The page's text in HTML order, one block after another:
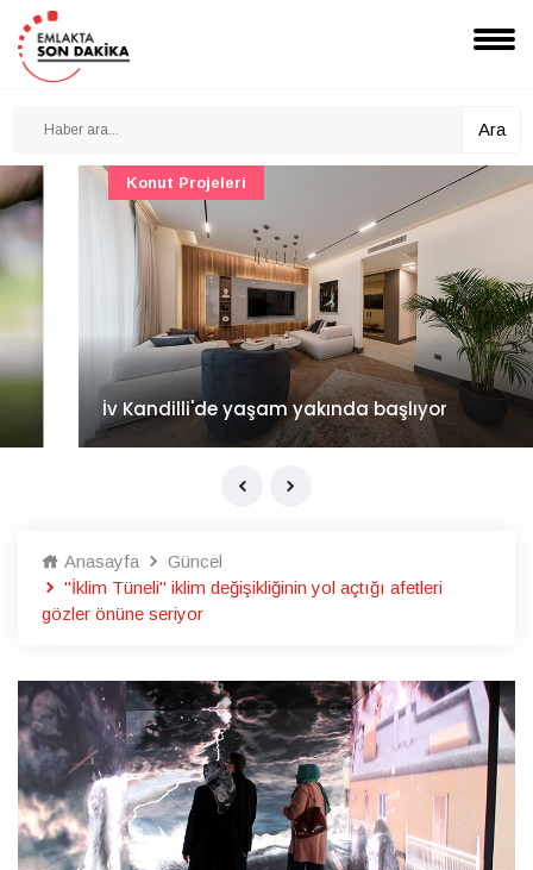
Ara
İv Kandilli'de yaşam yakında başlıyor
Konut Projeleri
Anasayfa
Güncel
"İklim Tüneli" iklim değişikliğinin yol açtığı afetleri
gözler önüne seriyor